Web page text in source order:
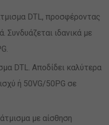
DTL, προσφέροντας
Συνδυάζεται ιδανικά με
DTL. Αποδίδει καλύτερα
ή 50VG/50PG σε
με αίσθηση